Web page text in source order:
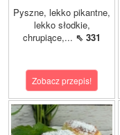
Pyszne, lekko pikantne,
lekko słodkie,
chrupiące,... ⇖ 331
Zobacz przepis!